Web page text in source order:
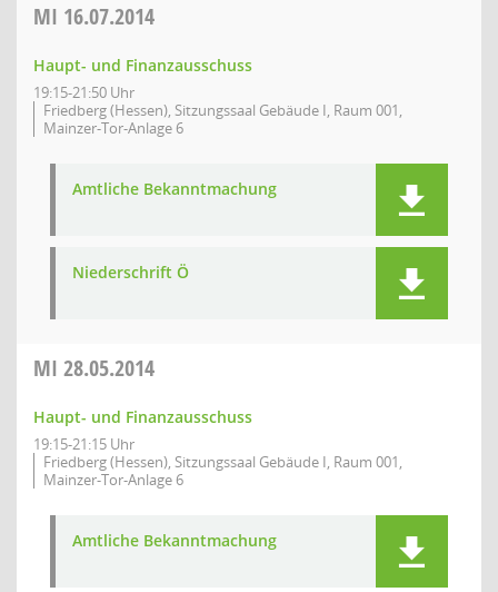
MI 16.07.2014
Haupt- und Finanzausschuss
19:15-21:50 Uhr
Friedberg (Hessen), Sitzungssaal Gebäude I, Raum 001,
Mainzer-Tor-Anlage 6
Amtliche Bekanntmachung
Niederschrift Ö
MI 28.05.2014
Haupt- und Finanzausschuss
19:15-21:15 Uhr
Friedberg (Hessen), Sitzungssaal Gebäude I, Raum 001,
Mainzer-Tor-Anlage 6
Amtliche Bekanntmachung